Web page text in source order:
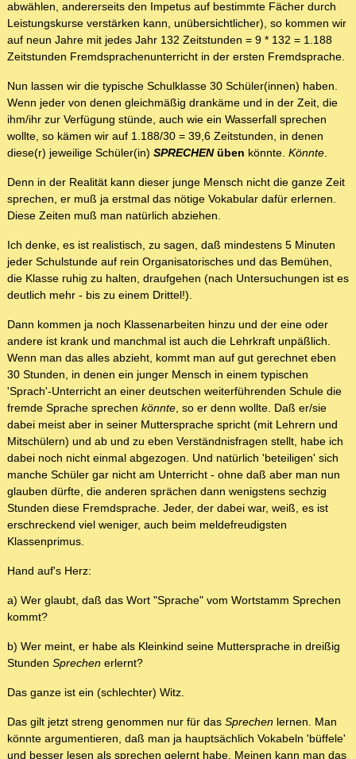
abwählen, andererseits den Impetus auf bestimmte Fächer durch
Leistungskurse verstärken kann, unübersichtlicher), so kommen wir
auf neun Jahre mit jedes Jahr 132 Zeitstunden = 9 * 132 = 1.188
Zeitstunden Fremdsprachenunterricht in der ersten Fremdsprache.
Nun lassen wir die typische Schulklasse 30 Schüler(innen) haben.
Wenn jeder von denen gleichmäßig drankäme und in der Zeit, die
ihm/ihr zur Verfügung stünde, auch wie ein Wasserfall sprechen
wollte, so kämen wir auf 1.188/30 = 39,6 Zeitstunden, in denen
diese(r) jeweilige Schüler(in) SPRECHEN üben könnte. Könnte.
Denn in der Realität kann dieser junge Mensch nicht die ganze Zeit
sprechen, er muß ja erstmal das nötige Vokabular dafür erlernen.
Diese Zeiten muß man natürlich abziehen.
Ich denke, es ist realistisch, zu sagen, daß mindestens 5 Minuten
jeder Schulstunde auf rein Organisatorisches und das Bemühen,
die Klasse ruhig zu halten, draufgehen (nach Untersuchungen ist es
deutlich mehr - bis zu einem Drittel!).
Dann kommen ja noch Klassenarbeiten hinzu und der eine oder
andere ist krank und manchmal ist auch die Lehrkraft unpäßlich.
Wenn man das alles abzieht, kommt man auf gut gerechnet eben
30 Stunden, in denen ein junger Mensch in einem typischen
'Sprach'-Unterricht an einer deutschen weiterführenden Schule die
fremde Sprache sprechen könnte, so er denn wollte. Daß er/sie
dabei meist aber in seiner Muttersprache spricht (mit Lehrern und
Mitschülern) und ab und zu eben Verständnisfragen stellt, habe ich
dabei noch nicht einmal abgezogen. Und natürlich 'beteiligen' sich
manche Schüler gar nicht am Unterricht - ohne daß aber man nun
glauben dürfte, die anderen sprächen dann wenigstens sechzig
Stunden diese Fremdsprache. Jeder, der dabei war, weiß, es ist
erschreckend viel weniger, auch beim meldefreudigsten
Klassenprimus.
Hand auf's Herz:
a) Wer glaubt, daß das Wort "Sprache" vom Wortstamm Sprechen
kommt?
b) Wer meint, er habe als Kleinkind seine Muttersprache in dreißig
Stunden Sprechen erlernt?
Das ganze ist ein (schlechter) Witz.
Das gilt jetzt streng genommen nur für das Sprechen lernen. Man
könnte argumentieren, daß man ja hauptsächlich Vokabeln 'büffele'
und besser lesen als sprechen gelernt habe. Meinen kann man das